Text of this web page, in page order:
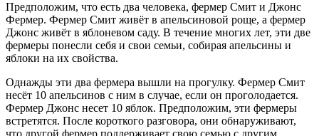
Предположим, что есть два человека, фермер Смит и Джонс
Фермер. Фермер Смит живёт в апельсиновой роще, а фермер
Джонс живёт в яблоневом саду. В течение многих лет, эти две
фермеры понесли себя и свои семьи, собирая апельсины и
яблоки на их свойства.
Однажды эти два фермера вышли на прогулку. Фермер Смит
несёт 10 апельсинов с ним в случае, если он проголодается.
Фермер Джонс несет 10 яблок. Предположим, эти фермеры
встретятся. После короткого разговора, они обнаруживают,